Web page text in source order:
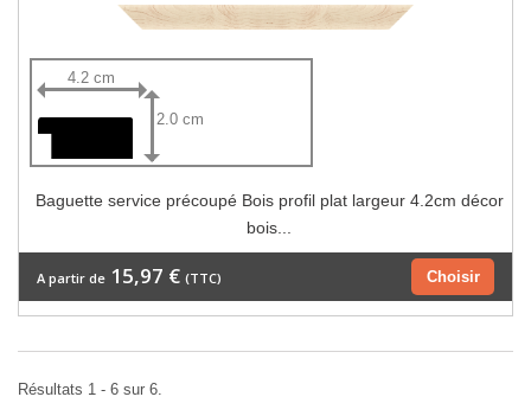
4.2 cm
2.0 cm
Baguette service précoupé Bois profil plat largeur 4.2cm décor
bois...
Choisir
A partir de 15,97 € (TTC)
Résultats 1 - 6 sur 6.